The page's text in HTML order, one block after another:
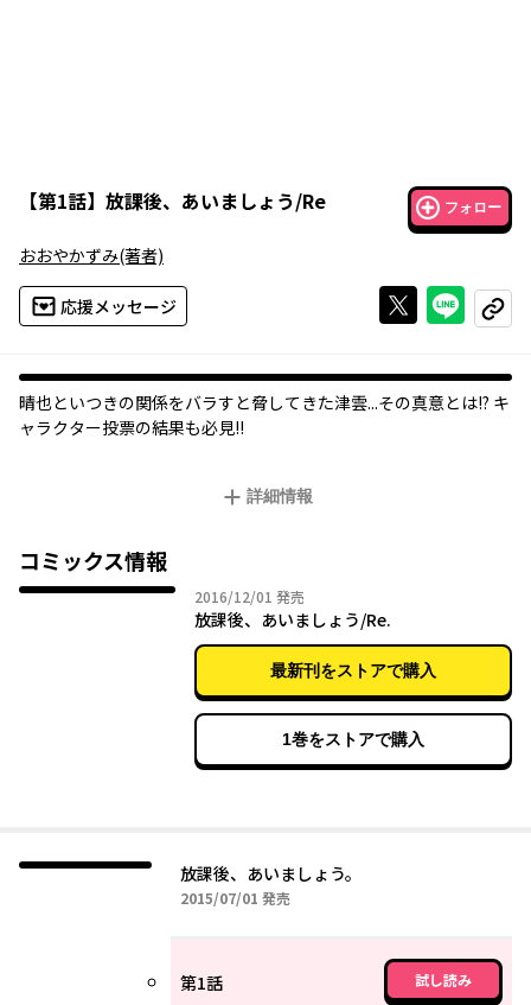
【第1話】 放課後、あいましょう/Re フォロー
おおやかずみ(著者)
応援メッセージ Xで投稿する
ライン
コピー
晴也といつきの関係をバラすと脅してきた津雲...その真意とは!? キ
ャラクター投票の結果も必見!!
詳細情報
コミックス情報
2016/12/01 2016年12月01日
発売
放課後、あいましょう/Re.
最新刊をストアで購入
1巻をストアで購入
放課後、あいましょう。
2015/07/01 2015年07月01日
発売
第1話 試し読み